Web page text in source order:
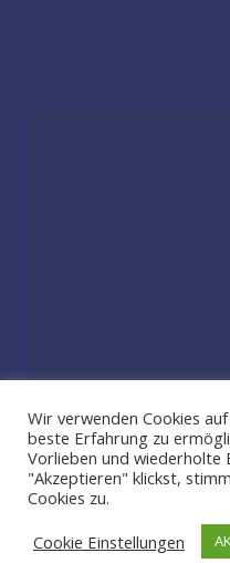
2026 by Toxic
Wir verwenden Cookies
beste Erfahrung zu
Vorlieben und wiederholte
"Akzeptieren" klickst,
Cookies zu.
Cookie Einstellungen